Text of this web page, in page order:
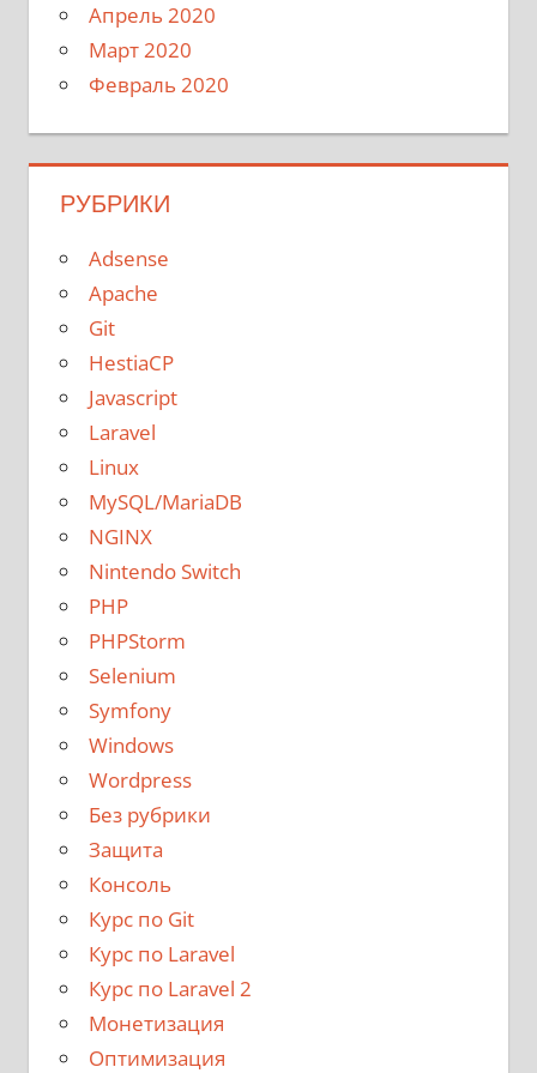
Апрель 2020
Март 2020
Февраль 2020
РУБРИКИ
Adsense
Apache
Git
HestiaCP
Javascript
Laravel
Linux
MySQL/MariaDB
NGINX
Nintendo Switch
PHP
PHPStorm
Selenium
Symfony
Windows
Wordpress
Без рубрики
Защита
Консоль
Курс по Git
Курс по Laravel
Курс по Laravel 2
Монетизация
Оптимизация